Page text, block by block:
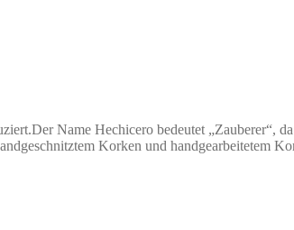
Name Hechicero bedeutet „Zauberer“,
Korken und handgearbeitetem